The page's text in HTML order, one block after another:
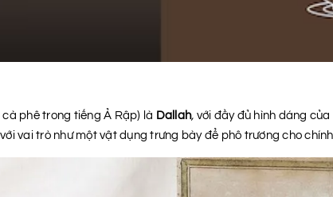
cà phê trong tiếng Ả Rập) là Dallah, với đầy đủ hình dáng
vai trò như một vật dụng trưng bày để phô trương cho